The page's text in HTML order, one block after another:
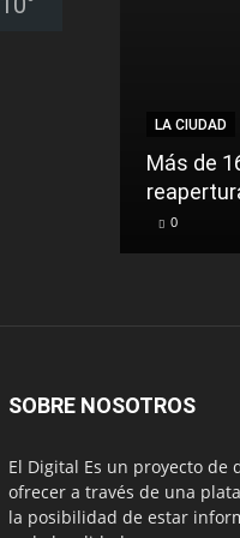
LA CIUDAD
Más de
0
SOBRE NOSOTROS
El Digital Es un proyecto
ofrecer a través de una
la posibilidad de estar